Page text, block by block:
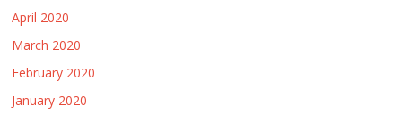
April 2020
March 2020
February 2020
January 2020